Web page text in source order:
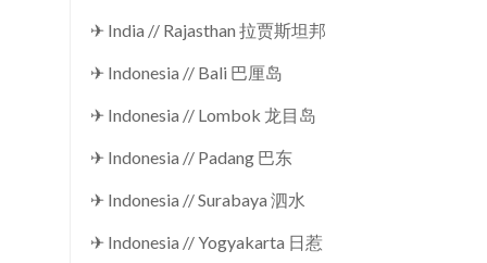
✈ India // Rajasthan 拉贾斯坦邦
✈ Indonesia // Bali 巴厘岛
✈ Indonesia // Lombok 龙目岛
✈ Indonesia // Padang 巴东
✈ Indonesia // Surabaya 泗水
✈ Indonesia // Yogyakarta 日惹